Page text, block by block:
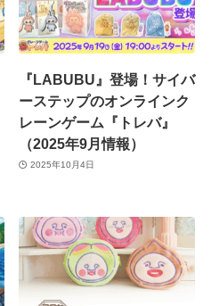
『LABUBU』登場！サイバ
ーステップのオンラインク
レーンゲーム『トレバ』
（2025年9月情報）
2025年10月4日